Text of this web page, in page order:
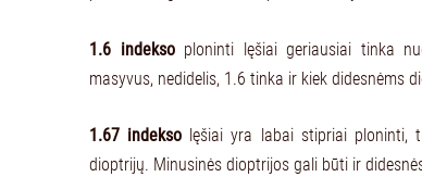
1.6 indeksoploninti lęšiai geriausiai tinka
masyvus, nedidelis, 1.6 tinka ir kiek didesnėms
1.67 indekso lęšiai yra labai stipriai ploninti,
dioptrijų. Minusinės dioptrijos gali būti ir